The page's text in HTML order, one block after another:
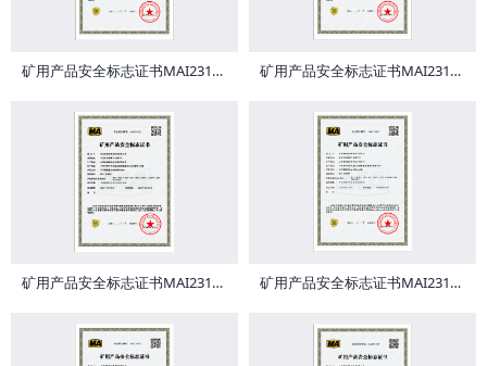
矿用产品安全标志证书MAI231952 矿用产品安全标志证书MAI231951
矿用产品安全标志证书MAI231925 矿用产品安全标志证书MAI231924